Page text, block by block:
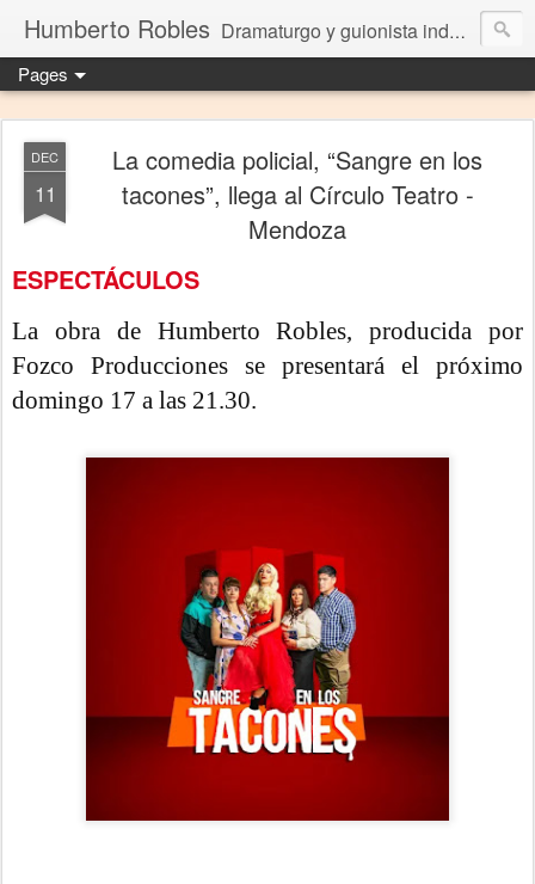
Humberto Robles Dramaturgo y guionista independiente
Pages
DEC
11
La comedia policial, “Sangre en los
tacones”, llega al Círculo Teatro -
Mendoza
ESPECTÁCULOS
La obra de Humberto Robles, producida por
Fozco Producciones se presentará el próximo
domingo 17 a las 21.30.